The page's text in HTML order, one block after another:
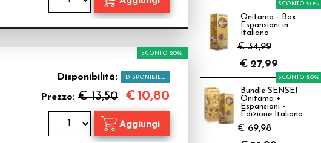
Disponibilità: DISPONIBILE
Prezzo: € 13,50
SCONTO 20%
€10,80
Onitama - Box
Espansioni in
Italiano
€ 34,99
SCONTO 20%
€ 27,99
Bundle SENSEI
Onitama +
Espansioni -
Edizione Italiana
€ 69,98
SCONTO 20%